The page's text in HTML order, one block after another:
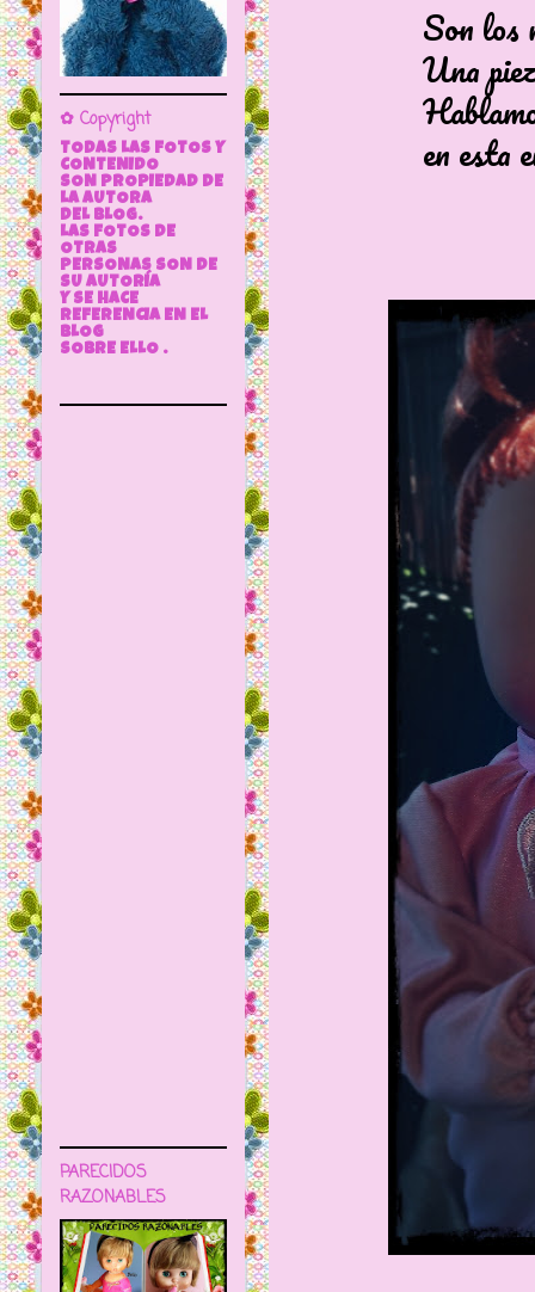
Son los
Una pieza de
Hablamos
en esta
✿ Copyright
TODAS LAS FOTOS Y
CONTENIDO
SON PROPIEDAD DE
LA AUTORA
DEL BLOG.
LAS FOTOS DE
OTRAS
PERSONAS SON DE
SU AUTORÍA
Y SE HACE
REFERENCIA EN EL
BLOG
SOBRE ELLO .
PARECIDOS
RAZONABLES